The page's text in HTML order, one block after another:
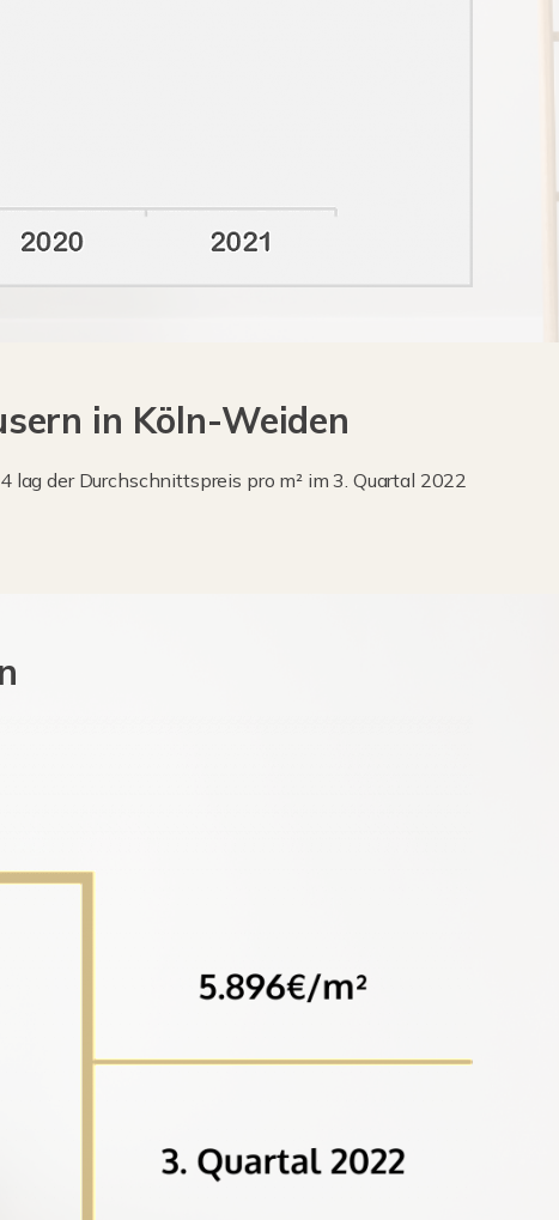
in Köln-Weiden
lag der Durchschnittspreis pro m² im 3. Quartal 2022